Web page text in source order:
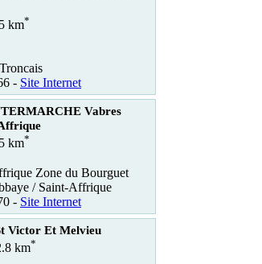
km*
- Site Internet
Vabres
km*
Zone du Bourguet
/ Saint-Affrique
- Site Internet
Victor Et Melvieu
km*